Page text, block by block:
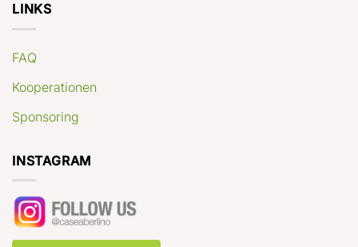
LINKS
FAQ
Kooperationen
Sponsoring
INSTAGRAM